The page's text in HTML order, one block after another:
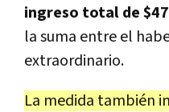
ingreso total de
la suma entre el
extraordinario.
La medida también